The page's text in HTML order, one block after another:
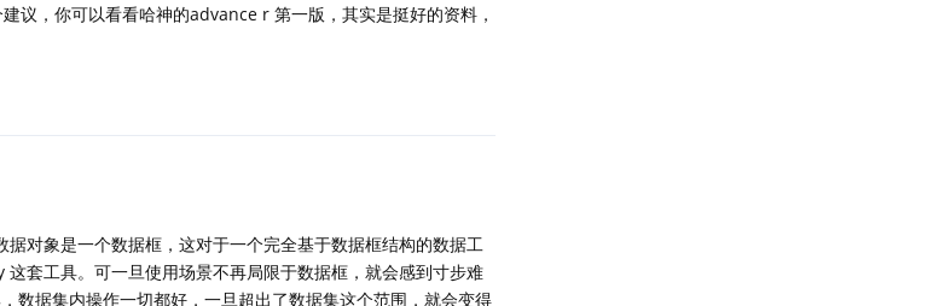
议，你可以看看哈神的advance r 第一版，其实是挺好的资料，
对象是一个数据框，这对于一个完全基于数据框结构的数据工
套工具。可一旦使用场景不再局限于数据框，就会感到寸步难
数据集内操作一切都好，一旦超出了数据集这个范围，就会变得